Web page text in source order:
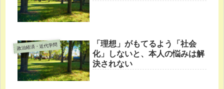
政治経済・近代学問
「理想」がもてるよう「社会
化」しないと、本人の悩みは解
決されない